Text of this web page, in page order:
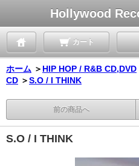
Hollywood
カート
ホーム ＞ HIP HOP / R&B CD,DVD
CD ＞S.O / I THINK
前の商品へ
S.O / I THINK